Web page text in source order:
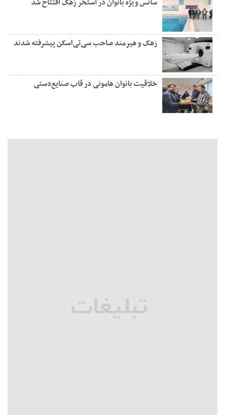
سانس ویژه بانوان در استخر زهک افتتاح شد
زهک و هیرمند صاحب سی‌تی‌اسکن پیشرفته شدند
خلاقیت بانوان هامونی در قاب صنایع‌دستی